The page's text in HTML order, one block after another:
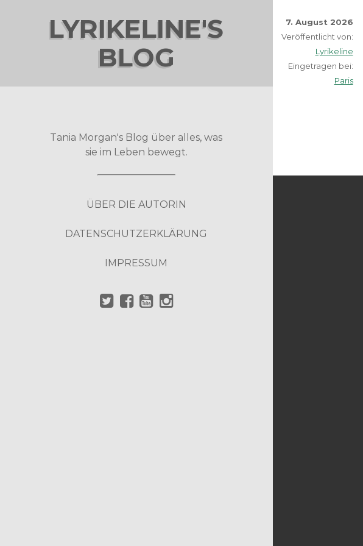
LYRIKELINE'S
BLOG
Tania Morgan's Blog über alles, was
sie im Leben bewegt.
ÜBER DIE AUTORIN
DATENSCHUTZERKLÄRUNG
IMPRESSUM
7. August 2026
Veröffentlicht von:
Lyrikeline
Eingetragen bei:
Paris